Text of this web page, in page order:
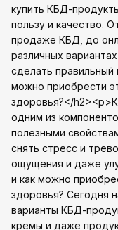
купить КБД-
пользу и качество.
продаже КБД, до
различных
сделать
можно приобрести
здоровья?</
одним из
полезными
снять стресс и
ощущения и даже
и как можно
здоровья? Сегодня
варианты КБД-
кремы и даже